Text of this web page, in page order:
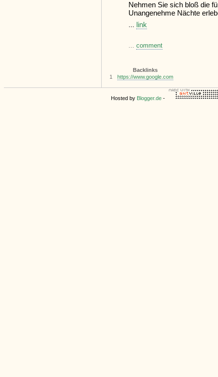
Nehmen Sie sich bloß die
Unangenehme Nächte
... link
... comment
Backlinks
1
https://www.google.com
Hosted by Blogger.de-